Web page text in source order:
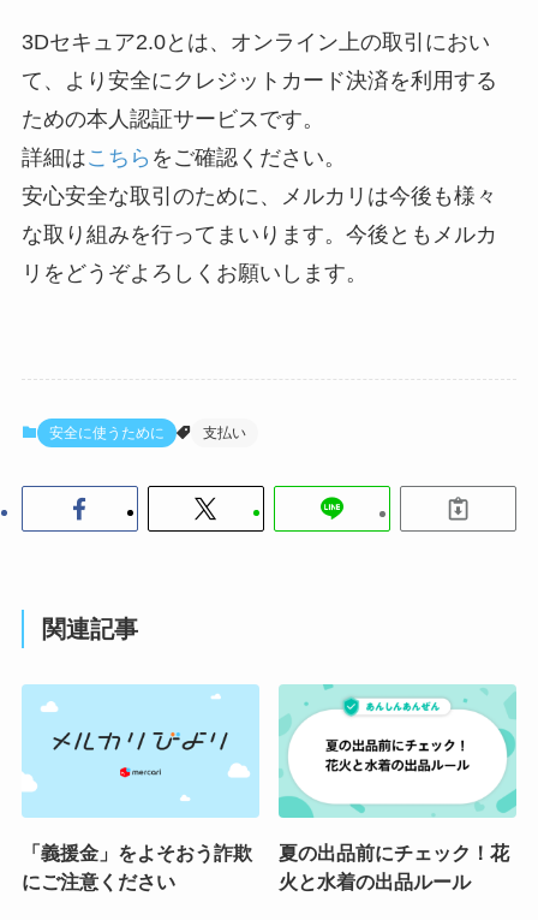
3Dセキュア2.0とは、オンライン上の取引におい
て、より安全にクレジットカード決済を利用する
ための本人認証サービスです。
詳細はこちら をご確認ください。
安心安全な取引のために、メルカリは今後も様々
な取り組みを行ってまいります。今後ともメルカ
リをどうぞよろしくお願いします。
安全に使うために 支払い
関連記事
「義援金」をよそおう詐欺
にご注意ください
夏の出品前にチェック！花
火と水着の出品ルール